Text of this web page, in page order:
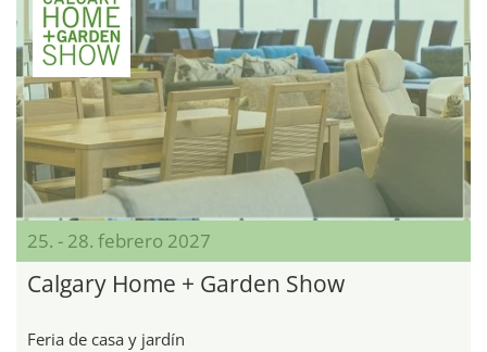
25. - 28. febrero 2027
Calgary Home + Garden Show
Feria de casa y jardín